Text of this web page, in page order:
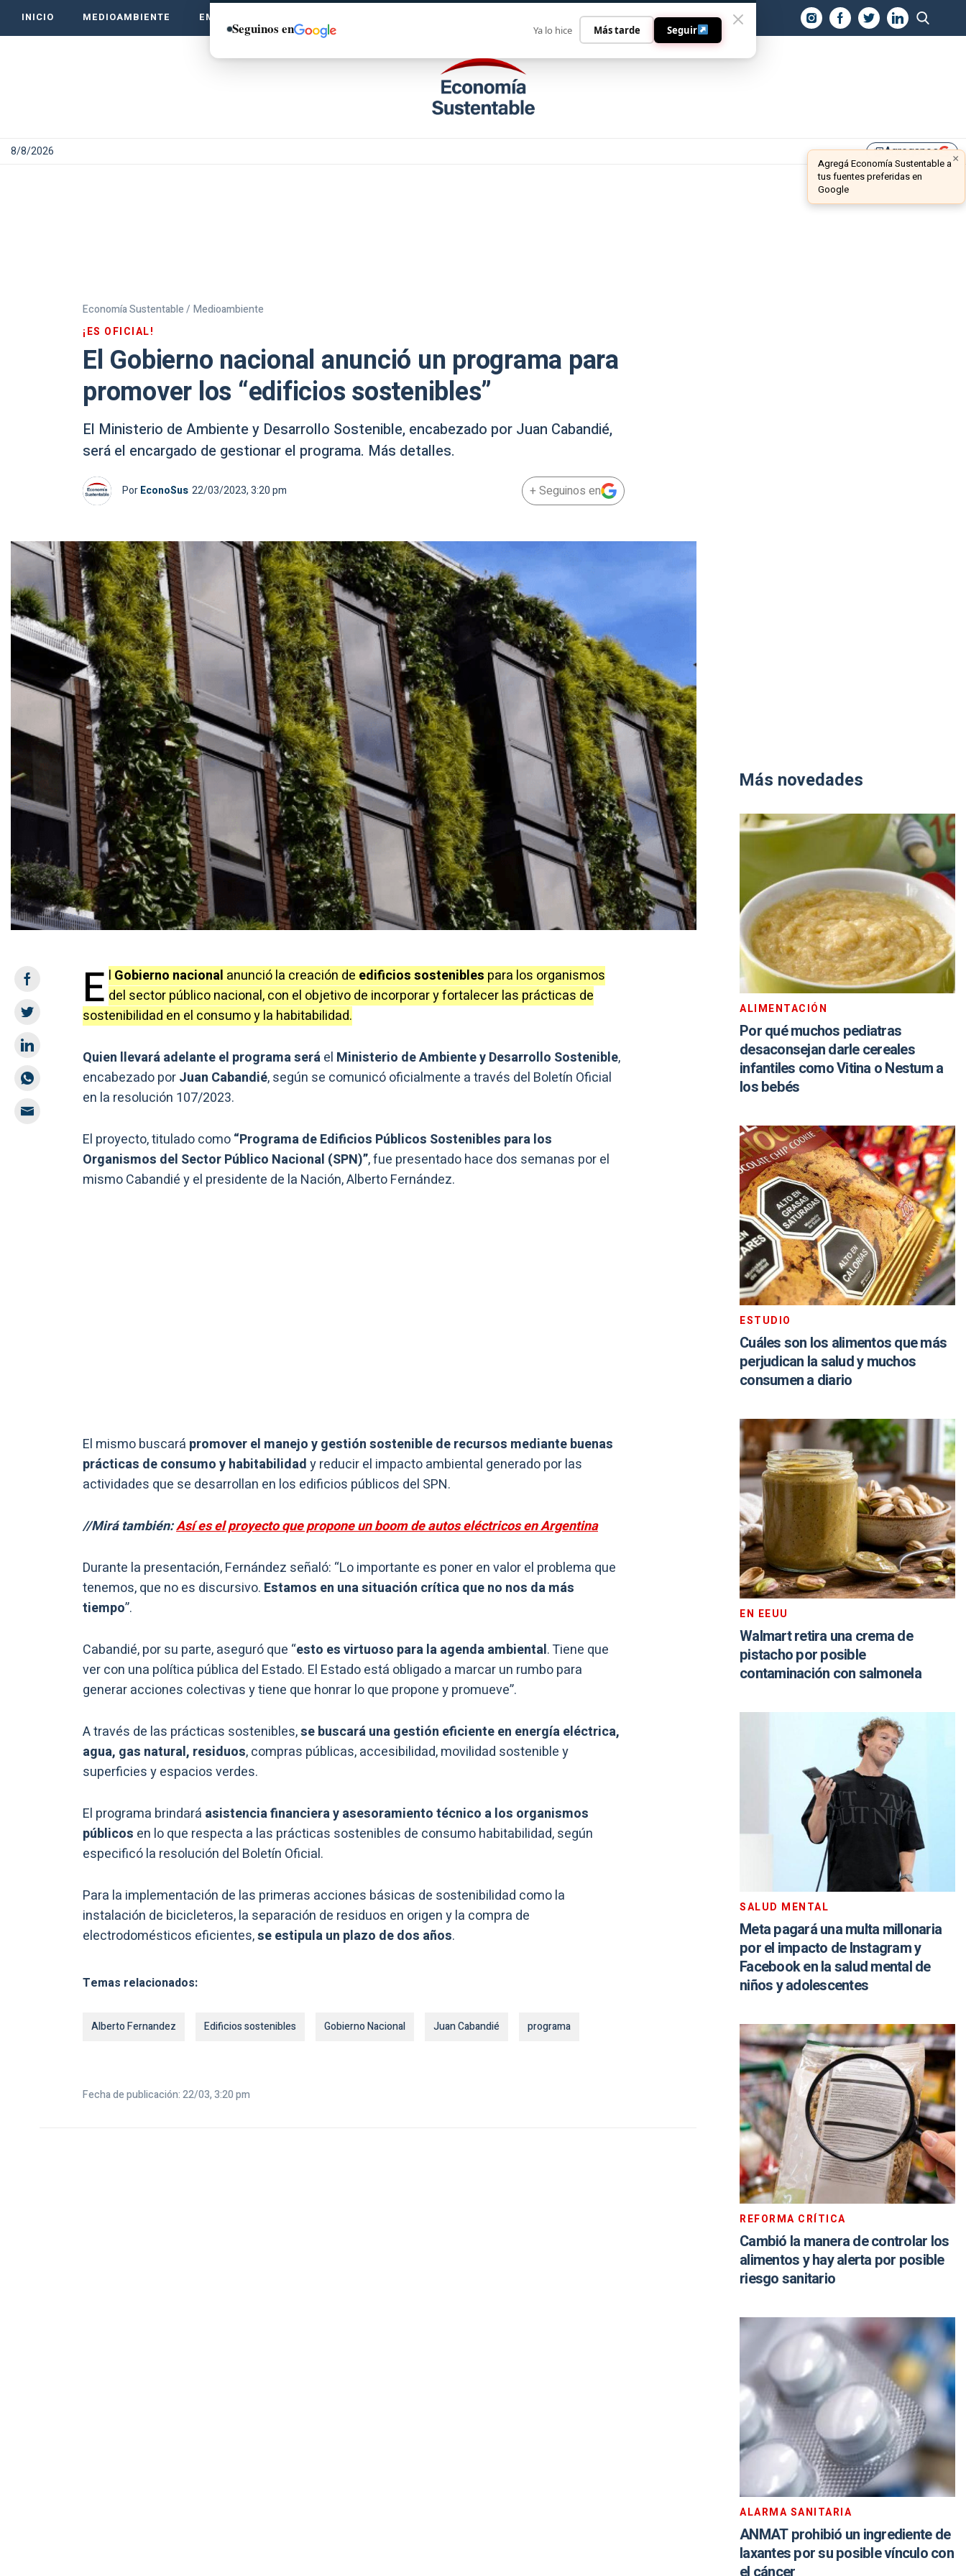
INICIO MEDIOAMBIENTE EMPRENDE VERDE CONTACTO
8/8/2026 library_addAgreganos ×
Agregá Economía Sustentable a
tus fuentes preferidas en
Google
Economía Sustentable / Medioambiente
¡ES OFICIAL!
El Gobierno nacional anunció un programa para
promover los “edificios sostenibles”
El Ministerio de Ambiente y Desarrollo Sostenible, encabezado por Juan Cabandié,
será el encargado de gestionar el programa. Más detalles.
PorEconoSus 22/03/2023, 3:20 pm + Seguinos en
E l Gobierno nacional anunció la creación de edificios sostenibles para los organismos
del sector público nacional, con el objetivo de incorporar y fortalecer las prácticas de
sostenibilidad en el consumo y la habitabilidad.
Quien llevará adelante el programa seráel Ministerio de Ambiente y Desarrollo Sostenible,
encabezado porJuan Cabandié, según se comunicó oficialmente a través del Boletín Oficial
en la resolución 107/2023.
El proyecto, titulado como“Programa de Edificios Públicos Sostenibles para los
Organismos del Sector Público Nacional (SPN)”, fue presentado hace dos semanas por el
mismo Cabandié y el presidente de la Nación, Alberto Fernández.
El mismo buscará promover el manejo y gestión sostenible de recursos mediante buenas
prácticas de consumo y habitabilidady reducir el impacto ambiental generado por las
actividades que se desarrollan en los edificios públicos del SPN.
//Mirá también:Así es el proyecto que propone un boom de autos eléctricos en Argentina
Durante la presentación, Fernández señaló: “Lo importante es poner en valor el problema que
tenemos, que no es discursivo. Estamos en una situación crítica que no nos da más
tiempo”.
Cabandié, por su parte, aseguró que “esto es virtuoso para la agenda ambiental. Tiene que
ver con una política pública del Estado. El Estado está obligado a marcar un rumbo para
generar acciones colectivas y tiene que honrar lo que propone y promueve”.
A través de las prácticas sostenibles,se buscará una gestión eficiente en energía eléctrica,
agua, gas natural, residuos, compras públicas, accesibilidad, movilidad sostenible y
superficies y espacios verdes.
El programa brindará asistencia financiera y asesoramiento técnico a los organismos
públicos en lo que respecta a las prácticas sostenibles de consumo habitabilidad, según
especificó la resolución del Boletín Oficial.
Para la implementación de las primeras acciones básicas de sostenibilidad como la
instalación de bicicleteros, la separación de residuos en origen y la compra de
electrodomésticos eficientes,se estipula un plazo de dos años.
Temas relacionados:
Alberto Fernandez Edificios sostenibles Gobierno Nacional Juan Cabandié programa
Fecha de publicación: 22/03, 3:20 pm
Más novedades
ALIMENTACIÓN
Por qué muchos pediatras
desaconsejan darle cereales
infantiles como Vitina o Nestum a
los bebés
ESTUDIO
Cuáles son los alimentos que más
perjudican la salud y muchos
consumen a diario
EN EEUU
Walmart retira una crema de
pistacho por posible
contaminación con salmonela
SALUD MENTAL
Meta pagará una multa millonaria
por el impacto de Instagram y
Facebook en la salud mental de
niños y adolescentes
REFORMA CRÍTICA
Cambió la manera de controlar los
alimentos y hay alerta por posible
riesgo sanitario
ALARMA SANITARIA
ANMAT prohibió un ingrediente de
laxantes por su posible vínculo con
Seguinos en Ya lo hice Más tarde Seguir